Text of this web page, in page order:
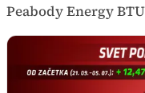
Peabody Energy